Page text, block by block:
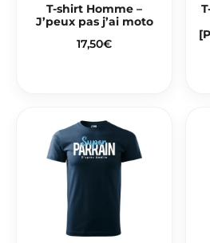
T-shirt Homme –
J’peux pas j’ai moto
17,50€